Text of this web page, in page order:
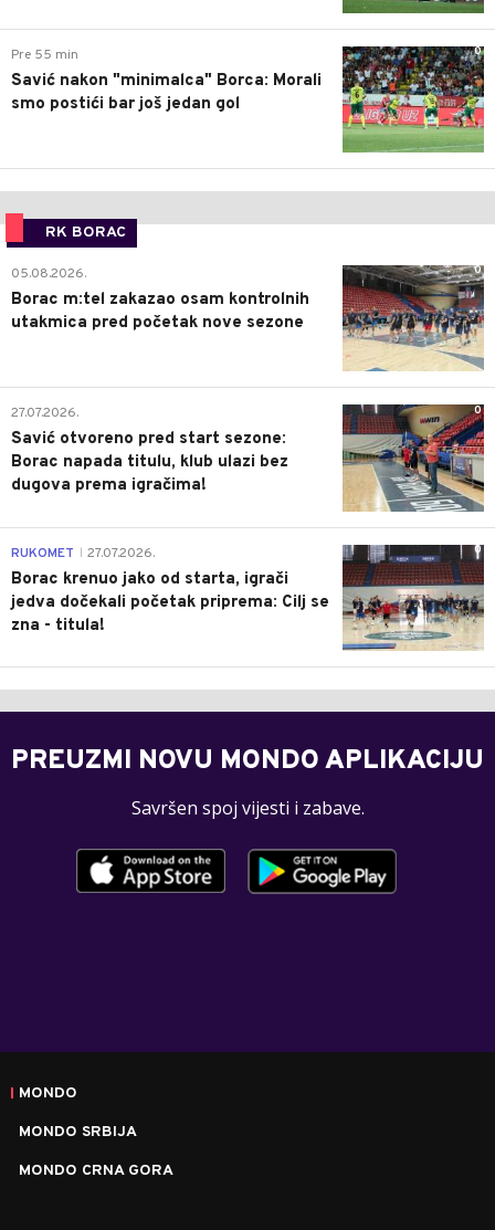
0
Pre 55 min
Savić nakon "minimalca" Borca: Morali
smo postići bar još jedan gol
RK BORAC
0
05.08.2026.
Borac m:tel zakazao osam kontrolnih
utakmica pred početak nove sezone
0
27.07.2026.
Savić otvoreno pred start sezone:
Borac napada titulu, klub ulazi bez
dugova prema igračima!
0
RUKOMET 27.07.2026.
Borac krenuo jako od starta, igrači
jedva dočekali početak priprema: Cilj se
zna - titula!
PREUZMI NOVU MONDO APLIKACIJU
Savršen spoj vijesti i zabave.
MONDO
MONDO SRBIJA
MONDO CRNA GORA